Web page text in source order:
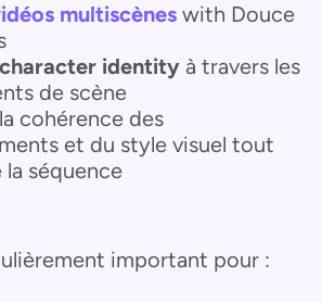
multiscènes with Douce
character identity à travers les
de scène
cohérence des
et du style visuel tout
la séquence
important pour :